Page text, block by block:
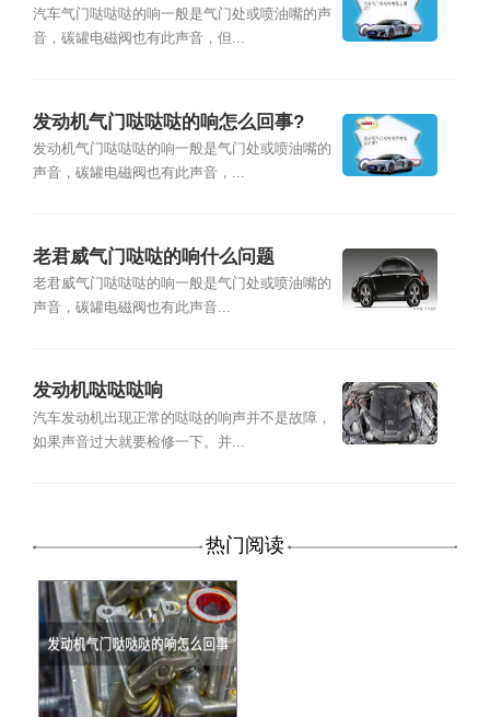
汽车气门哒哒哒的响一般是气门处或喷油嘴的声
音，碳罐电磁阀也有此声音，但...
发动机气门哒哒哒的响怎么回事?
发动机气门哒哒哒的响一般是气门处或喷油嘴的
声音，碳罐电磁阀也有此声音，...
老君威气门哒哒的响什么问题
老君威气门哒哒哒的响一般是气门处或喷油嘴的
声音，碳罐电磁阀也有此声音...
发动机哒哒哒响
汽车发动机出现正常的哒哒的响声并不是故障，
如果声音过大就要检修一下。并...
热门阅读